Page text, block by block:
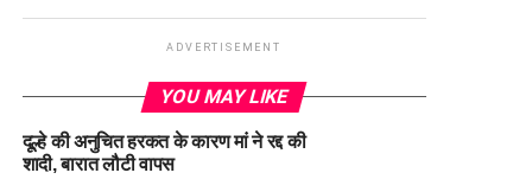
ADVERTISEMENT
YOU MAY LIKE
दूल्हे की अनुचित हरकत के कारण मां ने रद्द की
शादी, बारात लौटी वापस